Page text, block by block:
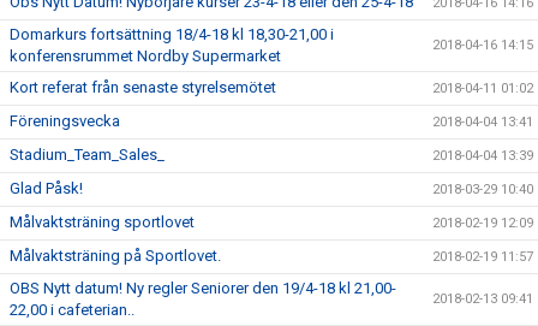
Domarkurs fortsättning 18/4-18 kl 18,30-21,00 i
konferensrummet Nordby Supermarket
2018-04-16 14:15
Kort referat från senaste styrelsemötet 2018-04-11 01:02
Föreningsvecka 2018-04-04 13:41
Stadium_Team_Sales_ 2018-04-04 13:39
Glad Påsk! 2018-03-29 10:40
Målvaktsträning sportlovet 2018-02-19 12:09
Målvaktsträning på Sportlovet. 2018-02-19 11:57
OBS Nytt datum! Ny regler Seniorer den 19/4-18 kl 21,00-
22,00 i cafeterian..
2018-02-13 09:41